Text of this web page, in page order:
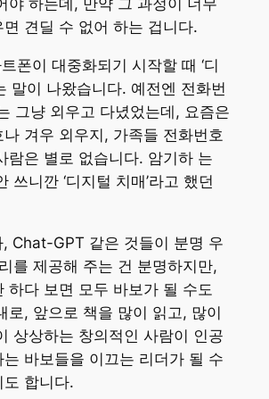
야 하는데, 만약 그 과정이 너무
면 견딜 수 없어 하는 겁니다.
폰이 대중화되기 시작할 때 ‘디
말이 나왔습니다. 예전엔 전화번
그냥 외우고 다녔었는데, 요즘은
겨우 외우지, 가족들 전화번호
람은 별로 없습니다. 암기하 는
쓰니깐 ‘디지털 치매’라고 했던
, Chat-GPT 같은 것들이 분명 우
를 제공해 주는 건 분명하지만,
하다 보면 모두 바보가 될 수도
로, 앞으로 책을 많이 읽고, 많이
상상하는 창의적인 사람이 인공
바보들을 이끄는 리더가 될 수
도 합니다.